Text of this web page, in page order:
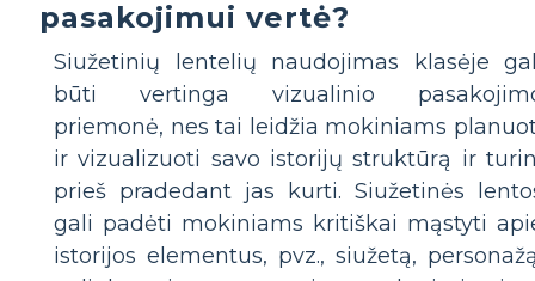
pasakojimui vertė?
Siužetinių lentelių naudojimas klasėje
būti vertinga vizualinio
priemonė, nes tai leidžia mokiniams
ir vizualizuoti savo istorijų struktūrą ir
prieš pradedant jas kurti. Siužetinės
gali padėti mokiniams kritiškai mąstyti
istorijos elementus, pvz., siužetą,